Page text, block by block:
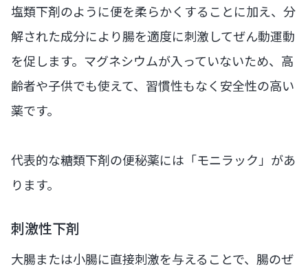
塩類下剤のように便を柔らかくすることに加え、分
解された成分により腸を適度に刺激してぜん動運動
を促します。マグネシウムが入っていないため、高
齢者や子供でも使えて、習慣性もなく安全性の高い
薬です。
代表的な糖類下剤の便秘薬には「モニラック」があ
ります。
刺激性下剤
大腸または小腸に直接刺激を与えることで、腸のぜ